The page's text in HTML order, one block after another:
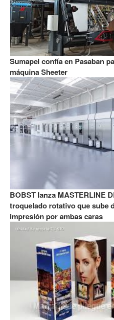
Sumapel confía en Pasaban
máquina Sheeter
BOBST lanza MASTERLINE
troquelado rotativo que sube
impresión por ambas caras